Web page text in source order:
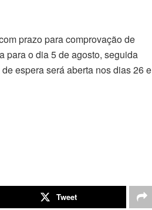
prazo para comprovação de
para o dia 5 de agosto, seguida
espera será aberta nos dias 26 e
Tweet